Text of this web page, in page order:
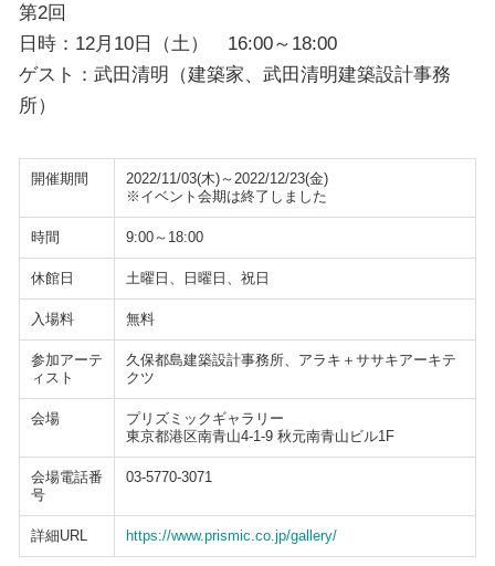
第2回
日時：12月10日（土） 16:00～18:00
ゲスト：武田清明（建築家、武田清明建築設計事務
所）
開催期間
2022/11/03(木)～2022/12/23(金)
※イベント会期は終了しました
時間 9:00～18:00
休館日 土曜日、日曜日、祝日
入場料 無料
参加アーテ
ィスト
久保都島建築設計事務所、アラキ＋ササキアーキテ
クツ
会場
プリズミックギャラリー
東京都港区南青山4-1-9 秋元南青山ビル1F
会場電話番
号
03-5770-3071
詳細URL https://www.prismic.co.jp/gallery/